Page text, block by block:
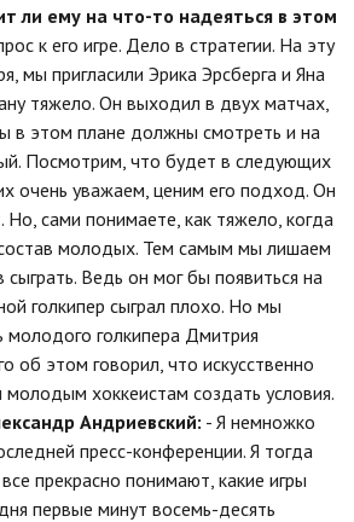
ли ему на что-то надеяться в этом
к его игре. Дело в стратегии. На эту
мы пригласили Эрика Эрсберга и Яна
тяжело. Он выходил в двух матчах,
в этом плане должны смотреть и на
Посмотрим, что будет в следующих
очень уважаем, ценим его подход. Он
Но, сами понимаете, как тяжело, когда
молодых. Тем самым мы лишаем
Ведь он мог бы появиться на
голкипер сыграл плохо. Но мы
молодого голкипера Дмитрия
об этом говорил, что искусственно
молодым хоккеистам создать условия.
Андриевский: - Я немножко
пресс-конференции. Я тогда
прекрасно понимают, какие игры
первые минут восемь-десять